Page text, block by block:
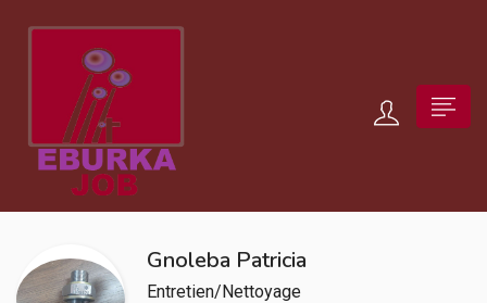
Gnoleba Patricia
Entretien/Nettoyage